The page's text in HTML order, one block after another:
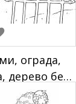
ограда,
дерево без
на фоне